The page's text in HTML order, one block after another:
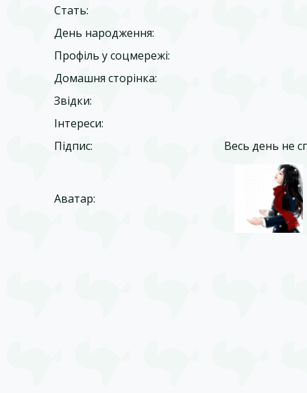
Стать:
День народження:
Профіль у соцмережі:
Домашня сторінка:
Звідки:
Інтереси:
Підпис:
Весь день не
Аватар: